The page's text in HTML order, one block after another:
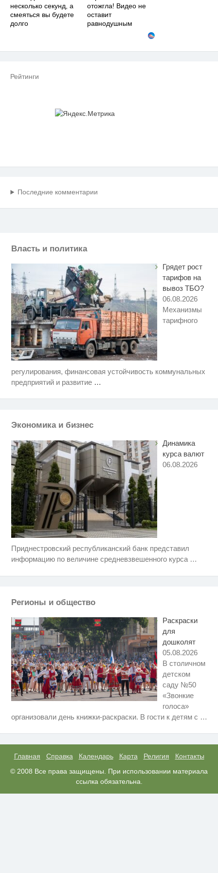
несколько секунд, а
смеяться вы будете
долго
отожгла! Видео не
оставит
равнодушным
Рейтинги
Последние комментарии
Власть и политика
Грядет рост
тарифов на
вывоз ТБО?
06.08.2026
Механизмы
тарифного
регулирования, финансовая устойчивость коммунальных
предприятий и развитие …
Экономика и бизнес
Динамика
курса валют
06.08.2026
Приднестровский республиканский банк представил
информацию по величине средневзвешенного курса …
Регионы и общество
Раскраски
для
дошколят
05.08.2026
В столичном
детском
саду №50
«Звонкие
голоса»
организовали день книжки-раскраски. В гости к детям с …
Главная Справка Календарь Карта Религия
Контакты
© 2008 Все права защищены. При использовании материала
ссылка обязательна.
i
Этот танец невесты оставит вас
без слов! Пересмотрела 10 раз
Ржу не переставая, это видео
Королева вагона отожгла! Видео
i
Скрытая камера на пляже
когда их не видят...
Ролик длится несколько секунд,
Ролик длится пару секунд, но
без слов! Пересмотрела 10 раз
i
Ролик из Омска: вы будете
смеяться долго